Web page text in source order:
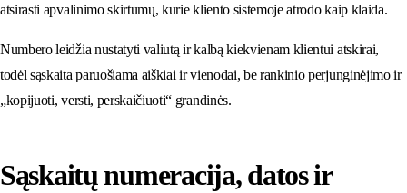
atsirasti apvalinimo skirtumų, kurie kliento sistemoje atrodo kaip klaida.
Numbero leidžia nustatyti valiutą ir kalbą kiekvienam klientui atskirai,
todėl sąskaita paruošiama aiškiai ir vienodai, be rankinio perjunginėjimo ir
„kopijuoti, versti, perskaičiuoti“ grandinės.
Sąskaitų numeracija, datos ir